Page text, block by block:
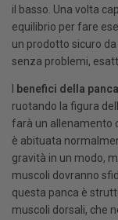
il basso. Una volta
equilibrio per fare
un prodotto sicuro
senza problemi,
benefici della
ruotando la figura
farà un allenamento
è abituata
gravità in un modo,
muscoli dovranno
questa panca è
muscoli dorsali, che